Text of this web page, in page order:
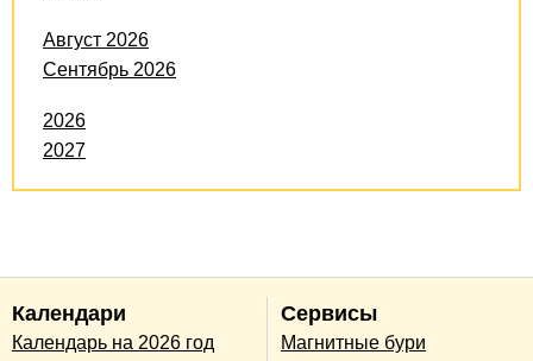
Август 2026
Сентябрь 2026
2026
2027
Календари
Календарь на 2026 год
Сервисы
Магнитные бури